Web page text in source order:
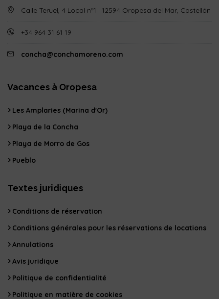
Calle Teruel, 4 Local nº1 · 12594 Oropesa del Mar, Castellón
+34 964 31 61 19
concha@conchamoreno.com
Vacances à Oropesa
Les Amplaries (Marina d'Or)
Playa de la Concha
Playa de Morro de Gos
Pueblo
Textes juridiques
Conditions de réservation
Conditions générales pour les réservations de locations
Annulations
Avis juridique
Politique de confidentialité
Politique en matière de cookies